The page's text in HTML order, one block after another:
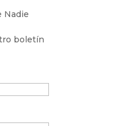
Nadie
boletín